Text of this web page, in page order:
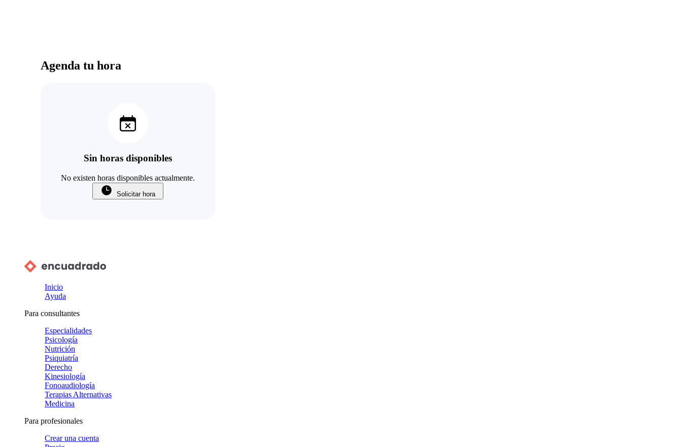
Agenda tu hora
Sin horas disponibles
No existen horas disponibles actualmente.
Solicitar hora
Inicio
Ayuda
Para consultantes
Especialidades
Psicología
Nutrición
Psiquiatría
Derecho
Kinesiología
Fonoaudiología
Terapias Alternativas
Medicina
Para profesionales
Crear una cuenta